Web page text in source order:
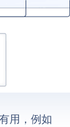
用，例如